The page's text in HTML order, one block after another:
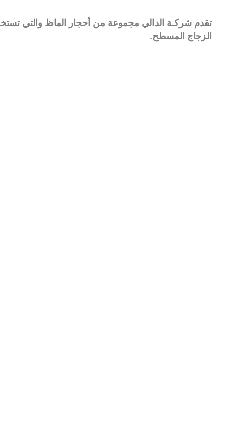
تقدم شركـة الدالي مجموعة من أحجار الماظ والتي
الزجاج المسطح.